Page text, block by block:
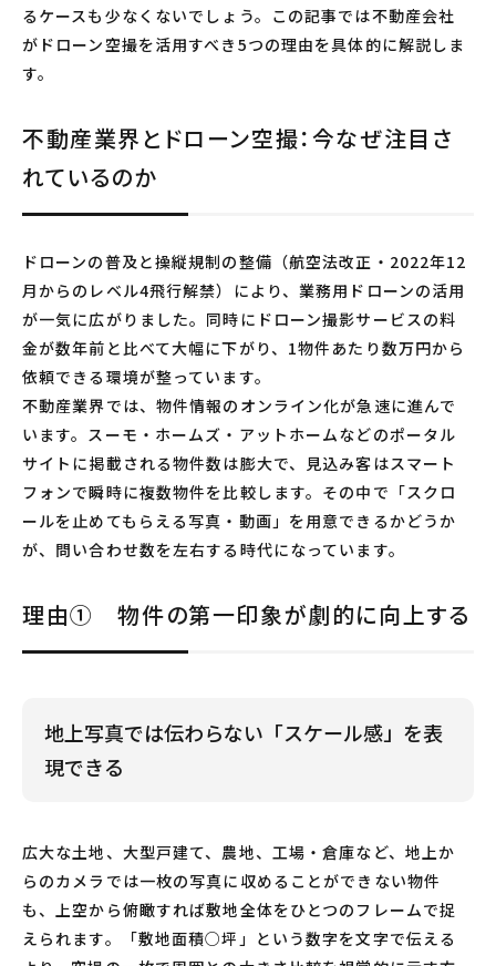
るケースも少なくないでしょう。この記事では不動産会社
がドローン空撮を活用すべき5つの理由を具体的に解説しま
す。
不動産業界とドローン空撮：今なぜ注目さ
れているのか
ドローンの普及と操縦規制の整備（航空法改正・2022年12
月からのレベル4飛行解禁）により、業務用ドローンの活用
が一気に広がりました。同時にドローン撮影サービスの料
金が数年前と比べて大幅に下がり、1物件あたり数万円から
依頼できる環境が整っています。
不動産業界では、物件情報のオンライン化が急速に進んで
います。スーモ・ホームズ・アットホームなどのポータル
サイトに掲載される物件数は膨大で、見込み客はスマート
フォンで瞬時に複数物件を比較します。その中で「スクロ
ールを止めてもらえる写真・動画」を用意できるかどうか
が、問い合わせ数を左右する時代になっています。
理由① 物件の第一印象が劇的に向上する
地上写真では伝わらない「スケール感」を表
現できる
広大な土地、大型戸建て、農地、工場・倉庫など、地上か
らのカメラでは一枚の写真に収めることができない物件
も、上空から俯瞰すれば敷地全体をひとつのフレームで捉
えられます。「敷地面積○坪」という数字を文字で伝える